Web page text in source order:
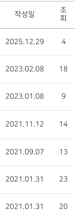
작성일
조
회
2025.12.29 4
2023.02.08 18
2023.01.08 9
2021.11.12 14
2021.09.07 13
2021.01.31 23
2021.01.31 20